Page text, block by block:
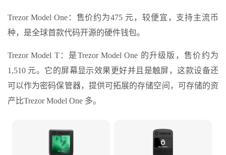
Trezor Model One：售价约为475 元，较便宜，支持主流币
种，是全球首款代码开源的硬件钱包。
Trezor Model T：是Trezor Model One 的升级版，售价约为
1,510 元。它的屏幕显示效果更好并且是触屏，这款设备还
可以作为密码保管器，提供可拓展的存储空间，可存储的资
产比Trezor Model One 多。